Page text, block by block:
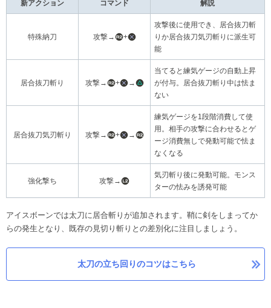
新アクション コマンド 解説
特殊納刀 攻撃→ +
攻撃後に使用でき、居合抜刀斬
りか居合抜刀気刃斬りに派生可
能
居合抜刀斬り 攻撃→ + →
当てると練気ゲージの自動上昇
が付与。居合抜刀斬り中は怯ま
ない
居合抜刀気刃斬り 攻撃→ + →
練気ゲージを1段階消費して使
用。相手の攻撃に合わせるとゲ
ージ消費無しで発動可能で怯ま
なくなる
強化撃ち 攻撃→
気刃斬り後に発動可能。モンス
ターの怯みを誘発可能
アイスボーンでは太刀に居合斬りが追加されます。鞘に剣をしまってか
らの発生となり、既存の見切り斬りとの差別化に注目しましょう。
太刀の立ち回りのコツはこちら